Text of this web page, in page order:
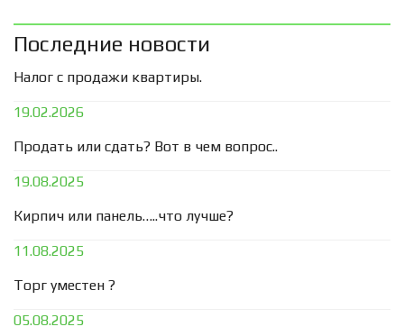
Последние новости
Налог с продажи квартиры.
19.02.2026
Продать или сдать? Вот в чем вопрос..
19.08.2025
Кирпич или панель…..что лучше?
11.08.2025
Торг уместен ?
05.08.2025